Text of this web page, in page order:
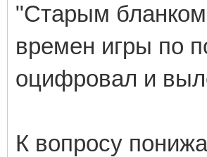
"Старым
времен игры по
оцифровал и
К вопросу